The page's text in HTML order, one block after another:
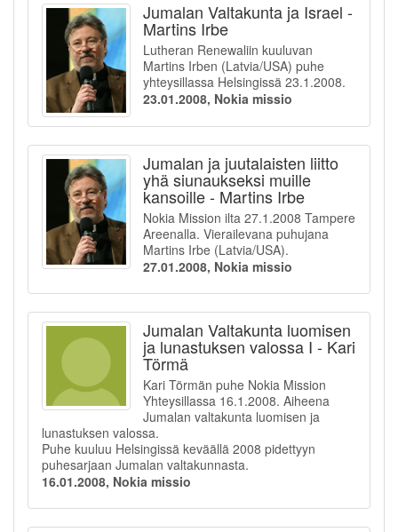
Jumalan Valtakunta ja Israel -
Martins Irbe
Lutheran Renewaliin kuuluvan
Martins Irben (Latvia/USA) puhe
yhteysillassa Helsingissä 23.1.2008.
23.01.2008, Nokia missio
Jumalan ja juutalaisten liitto
yhä siunaukseksi muille
kansoille - Martins Irbe
Nokia Mission ilta 27.1.2008 Tampere
Areenalla. Vierailevana puhujana
Martins Irbe (Latvia/USA).
27.01.2008, Nokia missio
Jumalan Valtakunta luomisen
ja lunastuksen valossa I - Kari
Törmä
Kari Törmän puhe Nokia Mission
Yhteysillassa 16.1.2008. Aiheena
Jumalan valtakunta luomisen ja
lunastuksen valossa.
Puhe kuuluu Helsingissä keväällä 2008 pidettyyn
puhesarjaan Jumalan valtakunnasta.
16.01.2008, Nokia missio